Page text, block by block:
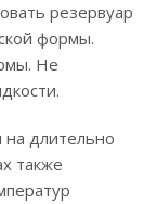
резервуар
формы.
Не
на длительно
также